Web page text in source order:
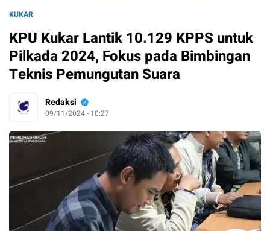
KUKAR
KPU Kukar Lantik 10.129 KPPS untuk
Pilkada 2024, Fokus pada Bimbingan
Teknis Pemungutan Suara
Redaksi
09/11/2024 - 10:27